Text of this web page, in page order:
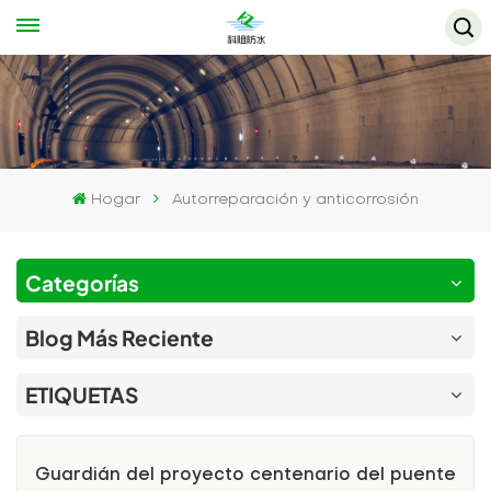
Hogar Autorreparación y anticorrosión
Categorías
Blog Más Reciente
ETIQUETAS
Guardián del proyecto centenario del puente